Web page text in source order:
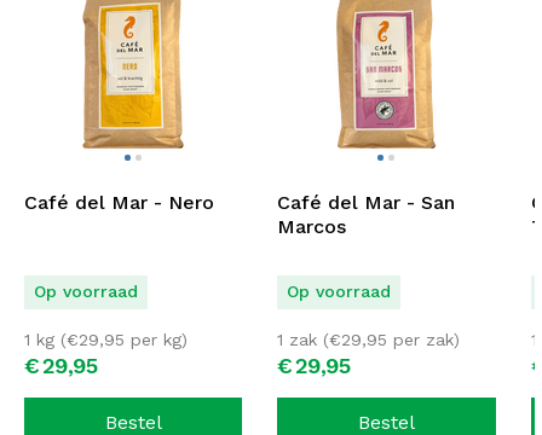
Café del Mar - Nero
Op voorraad
€29,95
1 kg (€29,95 per kg)
Bestel
Café del Mar - San
Marcos
Op voorraad
€29,95
1 zak (€29,95 per zak)
Bestel